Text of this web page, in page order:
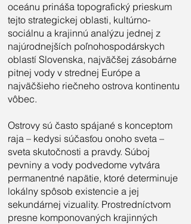
oceánu prináša topografický prieskum
tejto strategickej oblasti, kultúrno-
sociálnu a krajinnú analýzu jednej z
najúrodnejších poľnohospodárskych
oblastí Slovenska, najväčšej zásobárne
pitnej vody v strednej Európe a
najväčšieho riečneho ostrova kontinentu
vôbec.
Ostrovy sú často spájané s konceptom
raja – kedysi súčasťou onoho sveta –
sveta skutočnosti a pravdy. Súboj
pevniny a vody podvedome vytvára
permanentné napätie, ktoré determinuje
lokálny spôsob existencie a jej
sekundárnej vizuality. Prostredníctvom
presne komponovaných krajinných